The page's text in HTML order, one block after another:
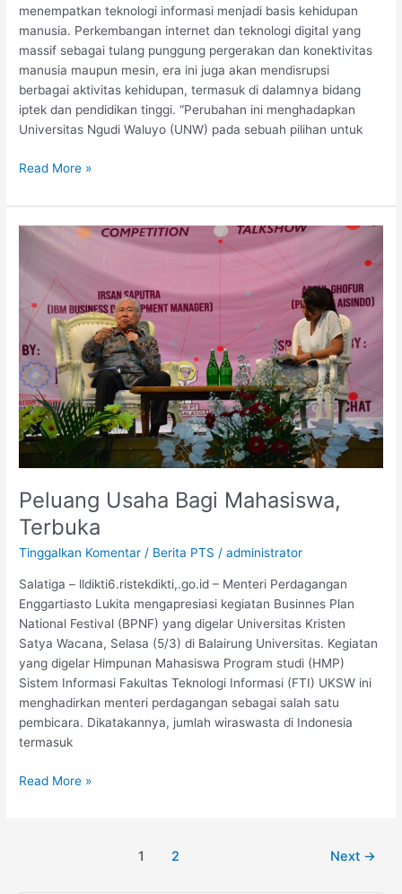
menempatkan teknologi informasi menjadi basis kehidupan
manusia. Perkembangan internet dan teknologi digital yang
massif sebagai tulang punggung pergerakan dan konektivitas
manusia maupun mesin, era ini juga akan mendisrupsi
berbagai aktivitas kehidupan, termasuk di dalamnya bidang
iptek dan pendidikan tinggi. “Perubahan ini menghadapkan
Universitas Ngudi Waluyo (UNW) pada sebuah pilihan untuk
Read More »
Peluang Usaha Bagi Mahasiswa,
Terbuka
Tinggalkan Komentar / Berita PTS /administrator
Salatiga – lldikti6.ristekdikti,.go.id – Menteri Perdagangan
Enggartiasto Lukita mengapresiasi kegiatan Businnes Plan
National Festival (BPNF) yang digelar Universitas Kristen
Satya Wacana, Selasa (5/3) di Balairung Universitas. Kegiatan
yang digelar Himpunan Mahasiswa Program studi (HMP)
Sistem Informasi Fakultas Teknologi Informasi (FTI) UKSW ini
menghadirkan menteri perdagangan sebagai salah satu
pembicara. Dikatakannya, jumlah wiraswasta di Indonesia
termasuk
Peluang
Bagi
Mahasiswa,
Terbuka
Read More »
1 2 Next →